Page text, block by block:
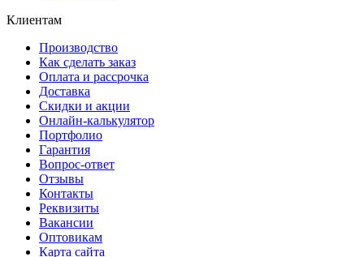
Клиентам
Производство
Как сделать заказ
Оплата и рассрочка
Доставка
Скидки и акции
Онлайн-калькулятор
Портфолио
Гарантия
Вопрос-ответ
Отзывы
Контакты
Реквизиты
Вакансии
Оптовикам
Карта сайта